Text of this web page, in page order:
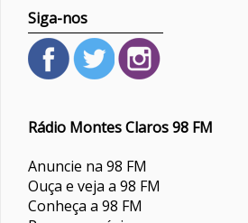
Siga-nos
Rádio Montes Claros 98 FM
Anuncie na 98 FM
Ouça e veja a 98 FM
Conheça a 98 FM